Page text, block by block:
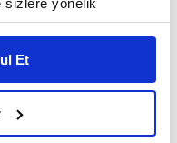
amaçlarıyla
paneli vasıtasıyla
detaylı bilgi için
Bilgilendirme
Et